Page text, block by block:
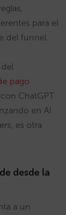
para el
del funnel.
pago
ChatGPT
en AI
, es otra
desde la
a un